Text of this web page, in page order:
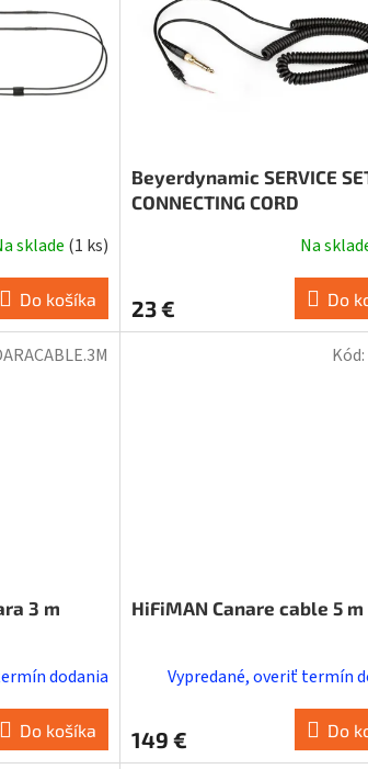
sklade (1 ks)
Do košíka
Beyerdynamic SERVICE
CONNECTING CORD
Na
23 € Do
3 m
dodania
Do košíka
HiFiMAN Canare cable 5 m
Vypredané, overiť termín
149 € Do
Kód: